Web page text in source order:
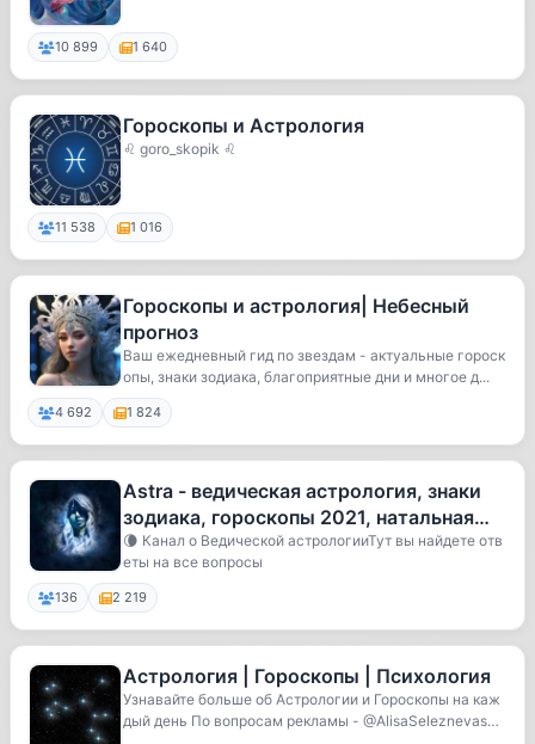
10 899 1 640
Гороскопы и Астрология
♌ goro_skopik ♌
11 538 1 016
Гороскопы и астрология| Небесный
прогноз
Ваш ежедневный гид по звездам - актуальные гороск
опы, знаки зодиака, благоприятные дни и многое д...
4 692 1 824
Astra - ведическая астрология, знаки
зодиака, гороскопы 2021, натальная
карта онлайн, женские гадани
🌘 Канал о Ведической астрологииТут вы найдете отв
еты на все вопросы
136 2 219
Астрология | Гороскопы | Психология
Узнавайте больше об Астрологии и Гороскопы на каж
дый день По вопросам рекламы - @AlisaSeleznevasm